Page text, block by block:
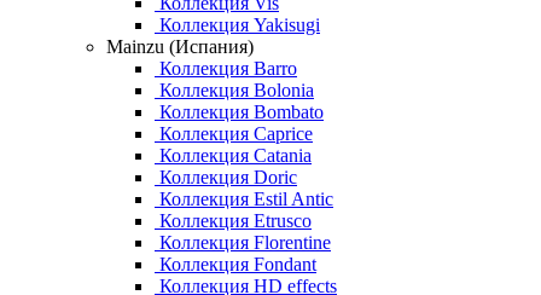
Коллекция Yakisugi
Mainzu (Испания)
Коллекция Barro
Коллекция Bolonia
Коллекция Bombato
Коллекция Caprice
Коллекция Catania
Коллекция Doric
Коллекция Estil Antic
Коллекция Etrusco
Коллекция Florentine
Коллекция Fondant
Коллекция HD effects